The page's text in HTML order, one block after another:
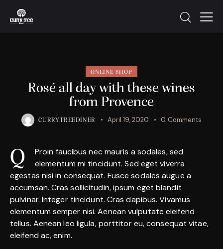
ONLINE SHOP
Rosé all day with these wines
from Provence
CURRYTREEDINER April 19, 2020 0 Comments
Q
Proin faucibus nec mauris a sodales, sed
elementum mi tincidunt. Sed eget viverra
egestas nisi in consequat. Fusce sodales augue a
accumsan. Cras sollicitudin, ipsum eget blandit
pulvinar. Integer tincidunt. Cras dapibus. Vivamus
elementum semper nisi. Aenean vulputate eleifend
tellus. Aenean leo ligula, porttitor eu, consequat vitae,
eleifend ac, enim.